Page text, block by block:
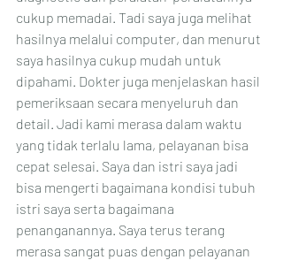
cukup memadai. Tadi saya juga melihat
hasilnya melalui computer, dan menurut
saya hasilnya cukup mudah untuk
dipahami. Dokter juga menjelaskan hasil
pemeriksaan secara menyeluruh dan
detail. Jadi kami merasa dalam waktu
yang tidak terlalu lama, pelayanan bisa
cepat selesai. Saya dan istri saya jadi
bisa mengerti bagaimana kondisi tubuh
istri saya serta bagaimana
penanganannya. Saya terus terang
merasa sangat puas dengan pelayanan